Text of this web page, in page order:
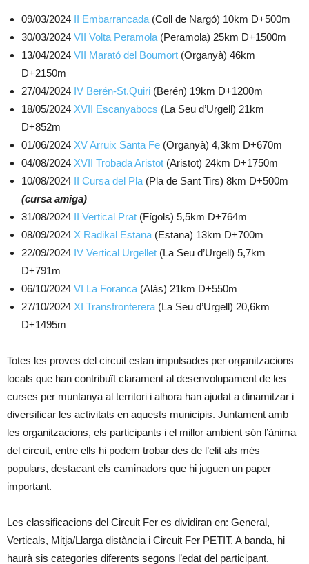
09/03/2024 II Embarrancada (Coll de Nargó) 10km D+500m
30/03/2024 VII Volta Peramola (Peramola) 25km D+1500m
13/04/2024 VII Marató del Boumort (Organyà) 46km
D+2150m
27/04/2024 IV Berén-St.Quiri (Berén) 19km D+1200m
18/05/2024 XVII Escanyabocs (La Seu d’Urgell) 21km
D+852m
01/06/2024 XV Arruix Santa Fe (Organyà) 4,3km D+670m
04/08/2024 XVII Trobada Aristot (Aristot) 24km D+1750m
10/08/2024 II Cursa del Pla (Pla de Sant Tirs) 8km D+500m
(cursa amiga)
31/08/2024 II Vertical Prat (Fígols) 5,5km D+764m
08/09/2024 X Radikal Estana (Estana) 13km D+700m
22/09/2024 IV Vertical Urgellet (La Seu d’Urgell) 5,7km
D+791m
06/10/2024 VI La Foranca (Alàs) 21km D+550m
27/10/2024 XI Transfronterera (La Seu d’Urgell) 20,6km
D+1495m
Totes les proves del circuit estan impulsades per organitzacions
locals que han contribuït clarament al desenvolupament de les
curses per muntanya al territori i alhora han ajudat a dinamitzar i
diversificar les activitats en aquests municipis. Juntament amb
les organitzacions, els participants i el millor ambient són l’ànima
del circuit, entre ells hi podem trobar des de l’elit als més
populars, destacant els caminadors que hi juguen un paper
important.
Les classificacions del Circuit Fer es dividiran en: General,
Verticals, Mitja/Llarga distància i Circuit Fer PETIT. A banda, hi
haurà sis categories diferents segons l’edat del participant.